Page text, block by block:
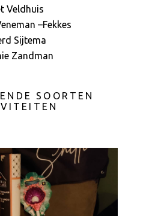
Veldhuis
–Fekkes
Sijtema
Zandman
SOORTEN